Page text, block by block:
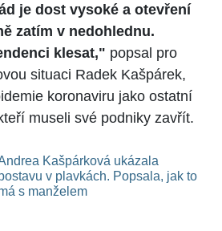
je dost vysoké a otevření
zatím v nedohlednu.
klesat," popsal pro
situaci Radek Kašpárek,
koronaviru jako ostatní
museli své podniky zavřít.
Kašpárková ukázala
v plavkách. Popsala, jak to
s manželem